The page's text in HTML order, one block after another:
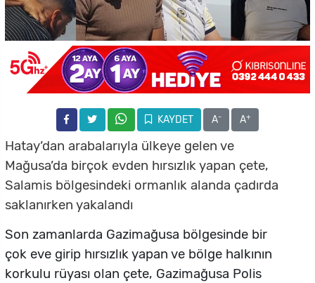
KAYDET A- A+
Hatay’dan arabalarıyla ülkeye gelen ve
Mağusa’da birçok evden hırsızlık yapan çete,
Salamis bölgesindeki ormanlık alanda çadırda
saklanırken yakalandı
Son zamanlarda Gazimağusa bölgesinde bir
çok eve girip hırsızlık yapan ve bölge halkının
korkulu rüyası olan çete, Gazimağusa Polis